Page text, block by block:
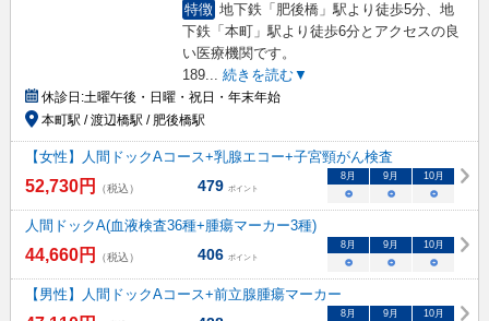
特徴 地下鉄「肥後橋」駅より徒歩5分、地
下鉄「本町」駅より徒歩6分とアクセスの良
い医療機関です。
189... 続きを読む▼
休診日:土曜午後・日曜・祝日・年末年始
本町駅 / 渡辺橋駅 / 肥後橋駅
【女性】人間ドックAコース+乳腺エコー+子宮頸がん検査
52,730円 （税込） 479 ポイント
8月 9月 10月
○ ○ ○
人間ドックA(血液検査36種+腫瘍マーカー3種)
44,660円 （税込） 406 ポイント
8月 9月 10月
○ ○ ○
【男性】人間ドックAコース+前立腺腫瘍マーカー
8月 9月 10月